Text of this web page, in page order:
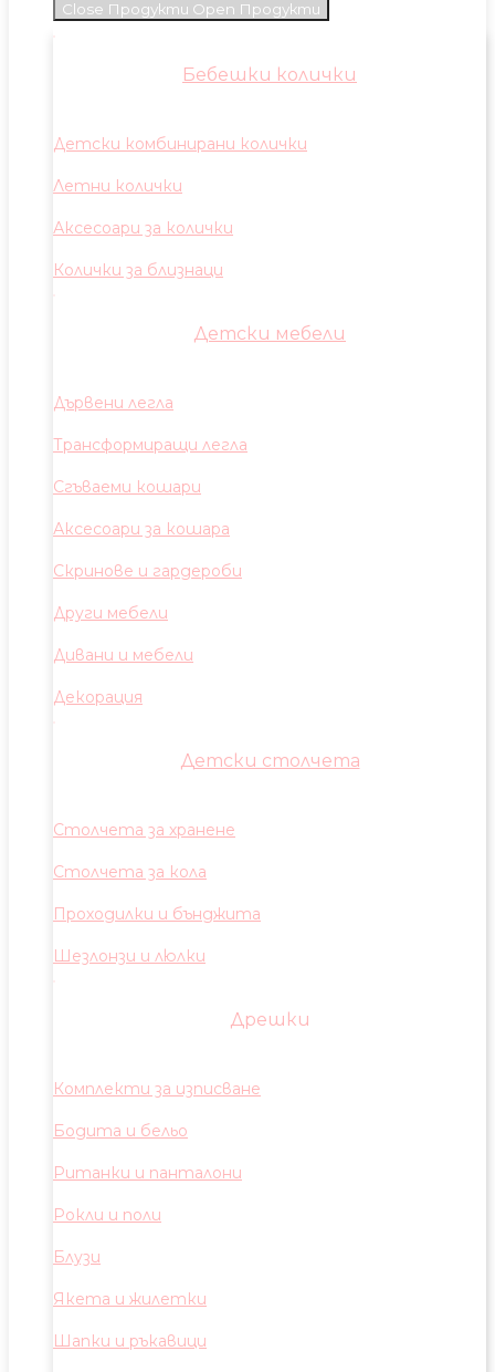
Close Продукти Open Продукти
Бебешки колички
Детски комбинирани колички
Летни колички
Аксесоари за колички
Колички за близнаци
Детски мебели
Дървени легла
Трансформиращи легла
Сгъваеми кошари
Аксесоари за кошара
Скринове и гардероби
Други мебели
Дивани и мебели
Декорация
Детски столчета
Столчета за хранене
Столчета за кола
Проходилки и бънджита
Шезлонзи и люлки
Дрешки
Комплекти за изписване
Бодита и бельо
Ританки и панталони
Рокли и поли
Блузи
Якета и жилетки
Шапки и ръкавици